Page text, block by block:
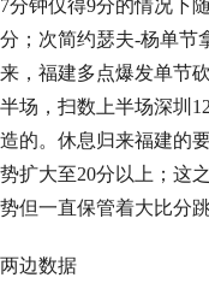
7分钟仅得9分的情况下
分；次简约瑟夫-杨单节
来，福建多点爆发单节
半场，扫数上半场深圳
造的。休息归来福建的
势扩大至20分以上；这
势但一直保管着大比分
两边数据